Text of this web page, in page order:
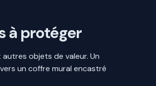
à protéger
objets de valeur. Un
un coffre mural encastré